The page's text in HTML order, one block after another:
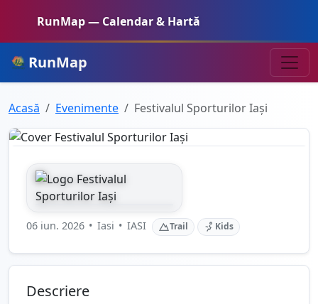
RunMap — Calendar & Hartă
RunMap
Acasă Evenimente Festivalul Sporturilor Iași
06 iun. 2026 • Iasi • IASI Trail Kids
Descriere